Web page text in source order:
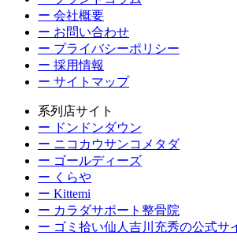
ー 会社概要
ー お問い合わせ
ー プライバシーポリシー
ー 採用情報
ー サイトマップ
系列店サイト
ー ドンドンダウン
ー ニコカウサンコメタダ
ー ゴールディーズ
ー くらや
ー Kittemi
ー カラダサポート整骨院
ー ゴミ拾い仙人吉川充秀の公式サ